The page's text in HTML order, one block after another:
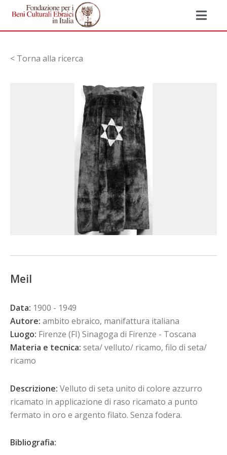
< Torna alla ricerca
Meil
Data: 1900 - 1949
Autore: ambito ebraico, manifattura italiana
Luogo: Firenze (FI) Sinagoga di Firenze - Toscana
Materia e tecnica: seta/ velluto/ ricamo, filo di seta/
ricamo
Descrizione: Velluto di seta unito di colore azzurro
ricamato in applicazione di raso ricamato a punto
fermato in oro e argento filato. Senza fodera.
Bibliografia: